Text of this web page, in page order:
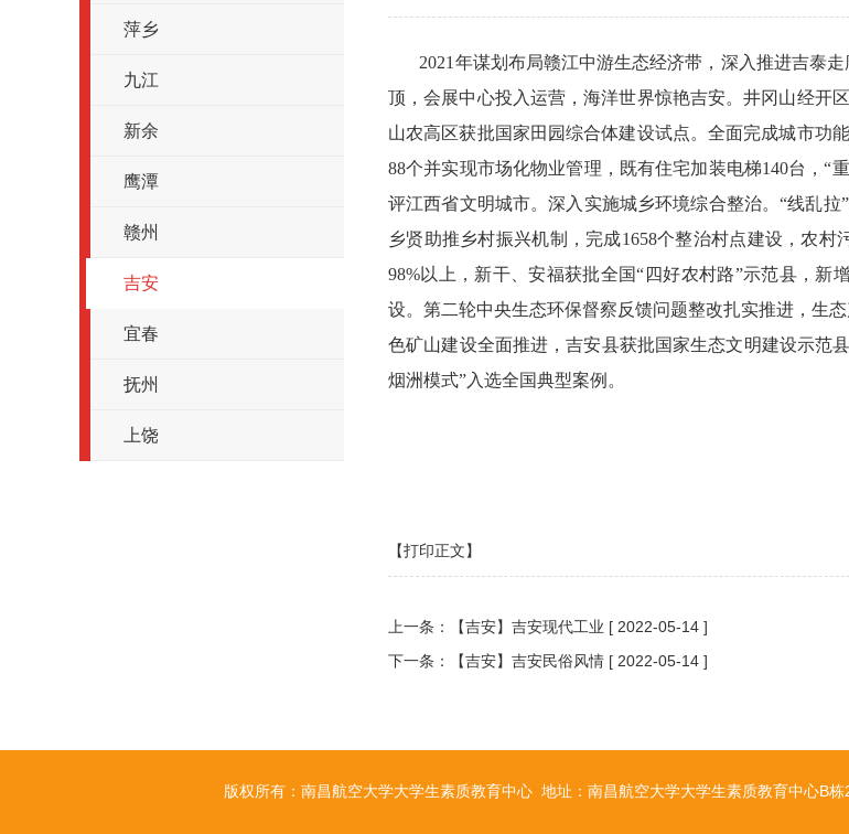
萍乡
九江
新余
鹰潭
赣州
吉安
宜春
抚州
上饶
2021年谋划布局赣江中游生态经济带，深入推进吉泰
顶，会展中心投入运营，海洋世界惊艳吉安。井冈山经开
山农高区获批国家田园综合体建设试点。全面完成城市功
88个并实现市场化物业管理，既有住宅加装电梯140台，“
评江西省文明城市。深入实施城乡环境综合整治。“线乱
乡贤助推乡村振兴机制，完成1658个整治村点建设，农
98%以上，新干、安福获批全国“四好农村路”示范县，
设。第二轮中央生态环保督察反馈问题整改扎实推进，生
色矿山建设全面推进，吉安县获批国家生态文明建设示范
烟洲模式”入选全国典型案例。
[ 转自吉安市
【打印正文】
上一条： 【吉安】吉安现代工业 [ 2022-05-14 ]
下一条：
【吉安】吉安民俗风情 [ 2022-05-14 ]
版权所有：南昌航空大学大学生素质教育中心 地址：南昌航空大学大学生素质教育中心B栋